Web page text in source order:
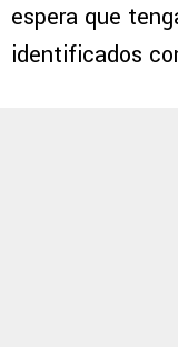
espera que
identificados